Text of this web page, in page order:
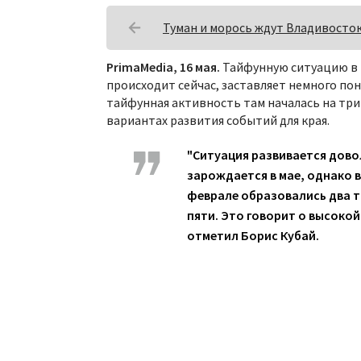
Туман и морось ждут
PrimaMedia, 16 мая. Тайфунную ситуацию в
происходит сейчас, заставляет немного
тайфунная активность там началась на
вариантах развития событий для края.
"Ситуация развивается
зарождается в мае, однако
феврале образовались два
пяти. Это говорит о
отметил Борис Кубай.